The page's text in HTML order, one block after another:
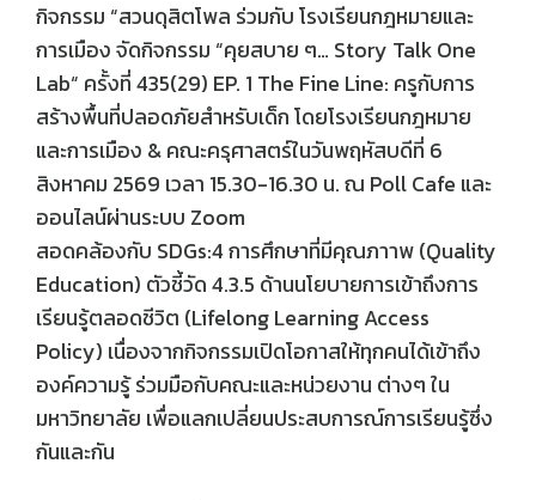
กิจกรรม “สวนดุสิตโพล ร่วมกับ โรงเรียนกฎหมายและ
การเมือง จัดกิจกรรม “คุยสบาย ๆ… Story Talk One
Lab“ ครั้งที่ 435(29) EP. 1 The Fine Line: ครูกับการ
สร้างพื้นที่ปลอดภัยสำหรับเด็ก โดยโรงเรียนกฎหมาย
และการเมือง & คณะครุศาสตร์ในวันพฤหัสบดีที่ 6
สิงหาคม 2569 เวลา 15.30-16.30 น. ณ Poll Cafe และ
ออนไลน์ผ่านระบบ Zoom
สอดคล้องกับ SDGs:4 การศึกษาที่มีคุณภาาพ (Quality
Education) ตัวชี้วัด 4.3.5 ด้านนโยบายการเข้าถึงการ
เรียนรู้ตลอดชีวิต (Lifelong Learning Access
Policy) เนื่องจากกิจกรรมเปิดโอกาสให้ทุกคนได้เข้าถึง
องค์ความรู้ ร่วมมือกับคณะและหน่วยงาน ต่างๆ ใน
มหาวิทยาลัย เพื่อแลกเปลี่ยนประสบการณ์การเรียนรู้ซึ่ง
กันและกัน